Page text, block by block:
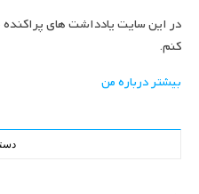
در این سایت یادداشت های
کنم.
بیشتر درباره من